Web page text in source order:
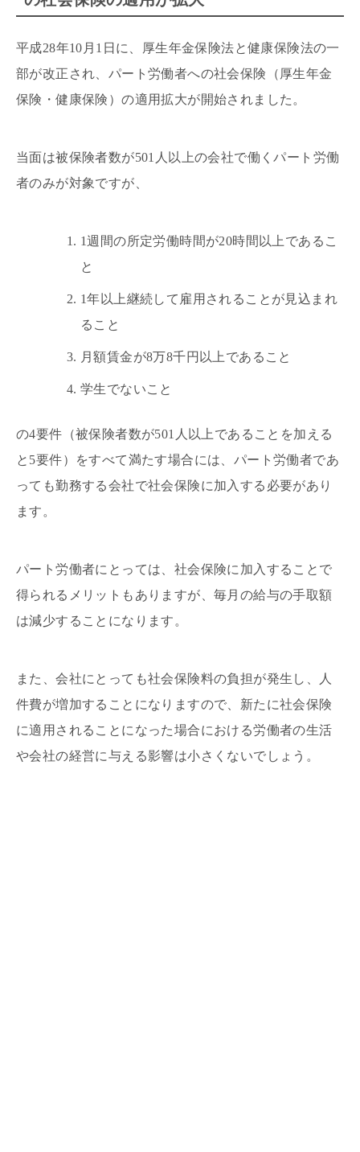
平成28年10月1日に、厚生年金保険法と健康保険法の一
部が改正され、パート労働者への社会保険（厚生年金
保険・健康保険）の適用拡大が開始されました。
当面は被保険者数が501人以上の会社で働くパート労働
者のみが対象ですが、
1週間の所定労働時間が20時間以上であるこ
と
1年以上継続して雇用されることが見込まれ
ること
月額賃金が8万8千円以上であること
学生でないこと
の4要件（被保険者数が501人以上であることを加える
と5要件）をすべて満たす場合には、パート労働者であ
っても勤務する会社で社会保険に加入する必要があり
ます。
パート労働者にとっては、社会保険に加入することで
得られるメリットもありますが、毎月の給与の手取額
は減少することになります。
また、会社にとっても社会保険料の負担が発生し、人
件費が増加することになりますので、新たに社会保険
に適用されることになった場合における労働者の生活
や会社の経営に与える影響は小さくないでしょう。